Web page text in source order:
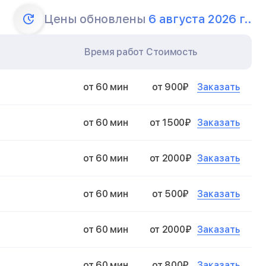
Цены обновлены 6 августа 2026 г..
Время работ Стоимость
от 60 мин от 900₽ Заказать
от 60 мин от 1500₽ Заказать
от 60 мин от 2000₽ Заказать
от 60 мин от 500₽ Заказать
от 60 мин от 2000₽ Заказать